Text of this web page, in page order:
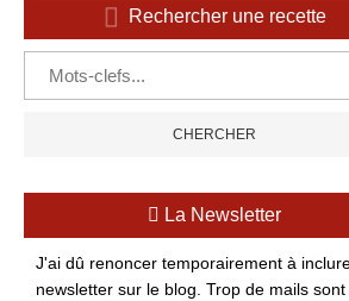
Rechercher une recette
La Newsletter
J'ai dû renoncer temporairement à
newsletter sur le blog. Trop de mails